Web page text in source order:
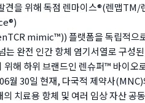
견을 위해 독점 렌마이스®(렌맵TM/
mimic™)) 플랫폼을 독립적으
완전 인간 항체 염기서열로 구성된
해 하위 브랜드인 렌슈퍼™ 바이오
30일 현재, 다국적 제약사
치료용 항체 및 여러 임상 자산 공동